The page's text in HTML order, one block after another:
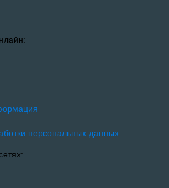
персональных данных